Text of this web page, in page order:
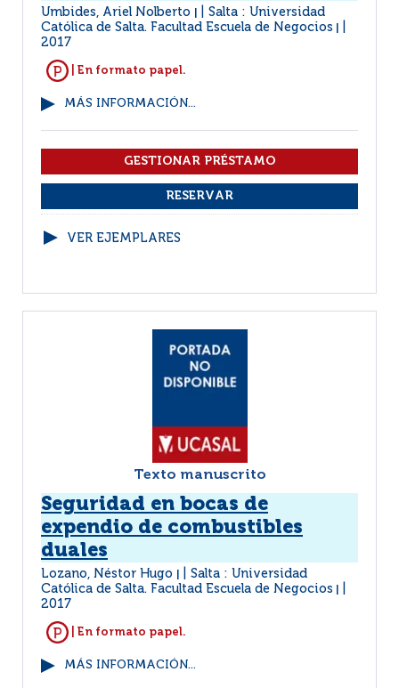
Umbides, Ariel Nolberto
Salta : Universidad
Católica de Salta. Facultad Escuela de Negocios
2017
| En formato papel.
MÁS INFORMACIÓN...
VER EJEMPLARES
Texto manuscrito
Seguridad en bocas de
expendio de combustibles
duales
Lozano, Néstor Hugo
Salta : Universidad
Católica de Salta. Facultad Escuela de Negocios
2017
| En formato papel.
MÁS INFORMACIÓN...